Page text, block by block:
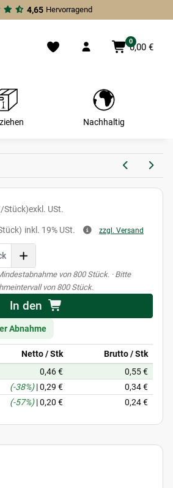
4,65 Hervorragend
0
0,00 €
Nachhaltig
Stück)exkl. USt.
inkl. 19% USt. zzgl. Versand
von 800 Stück. · Bitte
von 800 Stück.
In den
Abnahme
Netto / Stk
Brutto / Stk
0,46 €
0,55 €
(-38%)|0,29 €
0,34 €
(-57%)|0,20 € 0,24 €